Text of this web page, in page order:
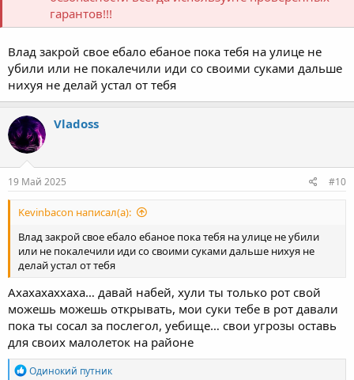
гарантов!!!
Влад закрой свое ебало ебаное пока тебя на улице не
убили или не покалечили иди со своими суками дальше
нихуя не делай устал от тебя
Vladoss
19 Май 2025 #10
Kevinbacon написал(а):
Влад закрой свое ебало ебаное пока тебя на улице не убили
или не покалечили иди со своими суками дальше нихуя не
делай устал от тебя
Ахахахаххаха… давай набей, хули ты только рот свой
можешь можешь открывать, мои суки тебе в рот давали
пока ты сосал за послегол, уебище… свои угрозы оставь
для своих малолеток на районе
Р
Одинокий путник